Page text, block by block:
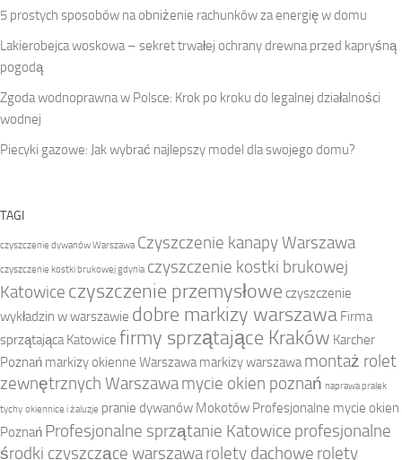
5 prostych sposobów na obniżenie rachunków za energię w domu
Lakierobejca woskowa – sekret trwałej ochrany drewna przed kapryśną
pogodą
Zgoda wodnoprawna w Polsce: Krok po kroku do legalnej działalności
wodnej
Piecyki gazowe: Jak wybrać najlepszy model dla swojego domu?
TAGI
czyszczenie dywanów Warszawa Czyszczenie kanapy Warszawa
czyszczenie kostki brukowej gdynia czyszczenie kostki brukowej
Katowice czyszczenie przemysłowe czyszczenie
wykładzin w warszawie dobre markizy warszawa Firma
sprzątająca Katowice firmy sprzątające Kraków Karcher
Poznań markizy okienne Warszawa markizy warszawa montaż rolet
zewnętrznych Warszawamycie okien poznań naprawa pralek
tychy okiennice i żaluzje pranie dywanów Mokotów Profesjonalne mycie okien
Poznań Profesjonalne sprzątanie Katowice profesjonalne
środki czyszczące warszawarolety dachowe rolety